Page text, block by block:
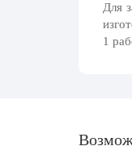
8
день
Для
1